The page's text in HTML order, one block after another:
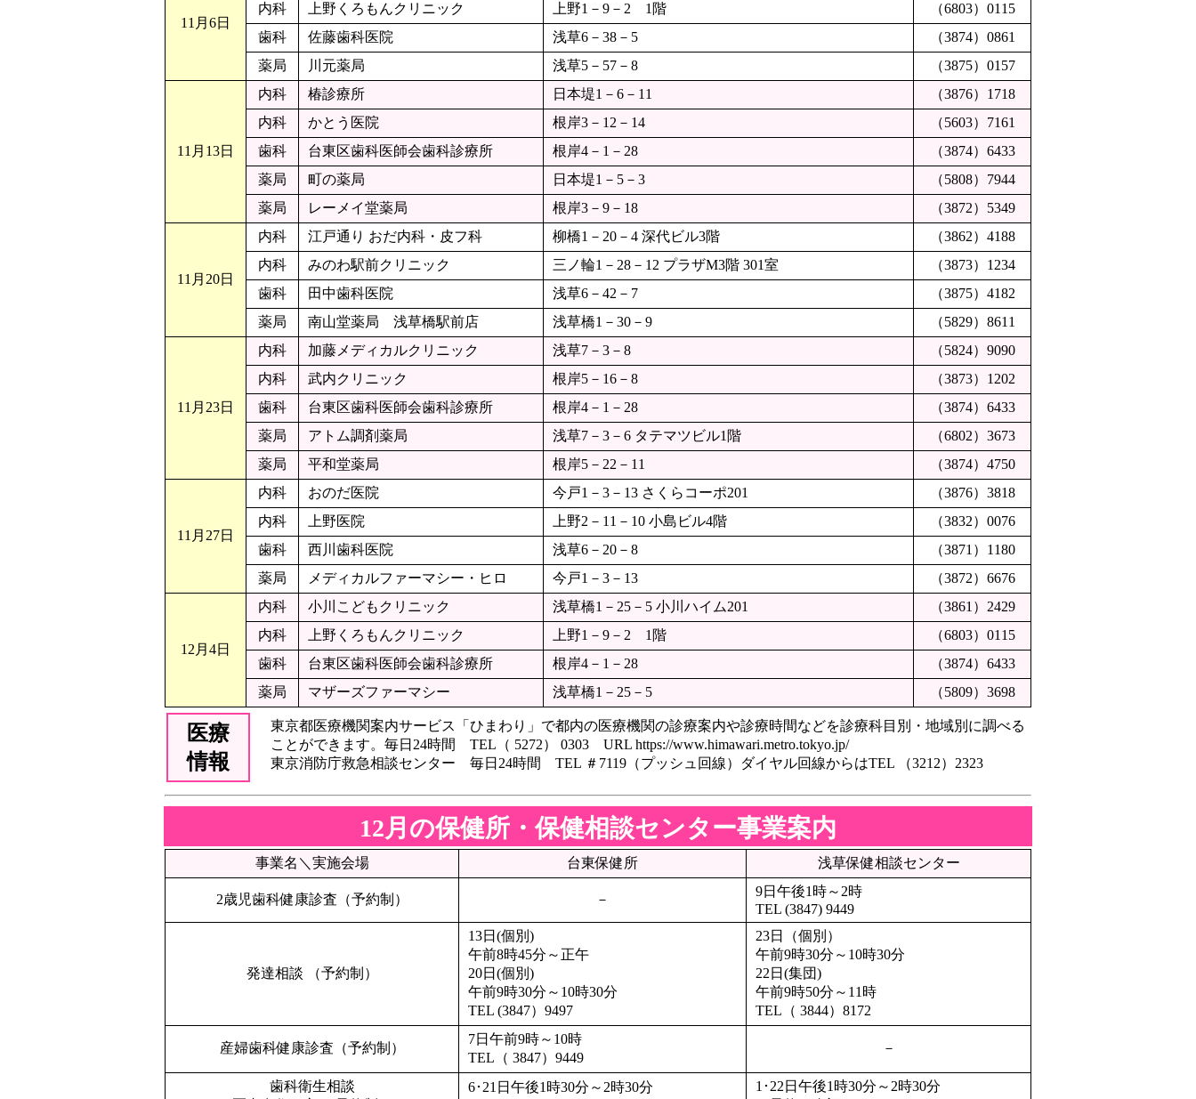
11月6日
内科
上野くろもんクリニック 上野1－9－2 1階
（6803）0115
歯科
佐藤歯科医院 浅草6－38－5
（3874）0861
薬局
川元薬局 浅草5－57－8 （3875）0157
11月13日
内科 椿診療所 日本堤1－6－11
（3876）1718
内科
かとう医院 根岸3－12－14
（5603）7161
歯科
台東区歯科医師会歯科診療所 根岸4－1－28
（3874）6433
薬局
町の薬局 日本堤1－5－3
（5808）7944
薬局
レーメイ堂薬局 根岸3－9－18 （3872）5349
11月20日
内科 江戸通り おだ内科・皮フ科 柳橋1－20－4 深代ビル3階
（3862）4188
内科
みのわ駅前クリニック 三ノ輪1－28－12 プラザM3階 301室
（3873）1234
歯科
田中歯科医院 浅草6－42－7
（3875）4182
薬局
南山堂薬局 浅草橋駅前店 浅草橋1－30－9 （5829）8611
11月23日
内科 加藤メディカルクリニック 浅草7－3－8
（5824）9090
内科
武内クリニック 根岸5－16－8
（3873）1202
歯科
台東区歯科医師会歯科診療所 根岸4－1－28
（3874）6433
薬局
アトム調剤薬局 浅草7－3－6 タテマツビル1階
（6802）3673
薬局
平和堂薬局 根岸5－22－11 （3874）4750
11月27日
内科 おのだ医院 今戸1－3－13 さくらコーポ201
（3876）3818
内科
上野医院 上野2－11－10 小島ビル4階
（3832）0076
歯科
西川歯科医院 浅草6－20－8
（3871）1180
薬局
メディカルファーマシー・ヒロ 今戸1－3－13 （3872）6676
12月4日
内科 小川こどもクリニック 浅草橋1－25－5 小川ハイム201
（3861）2429
内科
上野くろもんクリニック 上野1－9－2 1階
（6803）0115
歯科
台東区歯科医師会歯科診療所 根岸4－1－28
（3874）6433
薬局
マザーズファーマシー 浅草橋1－25－5 （5809）3698
医療
情報
東京都医療機関案内サービス「ひまわり」で都内の医療機関の診療案内や診療時間などを診療科目別・地域別に調べる
ことができます。毎日24時間 TEL（ 5272） 0303 URL https://www.himawari.metro.tokyo.jp/
東京消防庁救急相談センター 毎日24時間 TEL ＃7119（プッシュ回線）ダイヤル回線からはTEL （3212）2323
12月の保健所・保健相談センター事業案内
事業名＼実施会場 台東保健所 浅草保健相談センター
2歳児歯科健康診査（予約制） －
9日午後1時～2時
TEL (3847) 9449
発達相談 （予約制）
13日(個別)
午前8時45分～正午
20日(個別)
午前9時30分～10時30分
TEL (3847）9497
23日（個別）
午前9時30分～10時30分
22日(集団)
午前9時50分～11時
TEL（ 3844）8172
産婦歯科健康診査（予約制）
7日午前9時～10時
TEL（ 3847）9449
－
歯科衛生相談
6･21日午後1時30分～2時30分
1･22日午後1時30分～2時30分